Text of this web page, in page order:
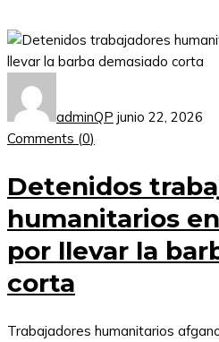
adminQP junio 22, 2026
Comments (0)
Detenidos
humanitarios
por llevar la
corta
Trabajadores humanitarios